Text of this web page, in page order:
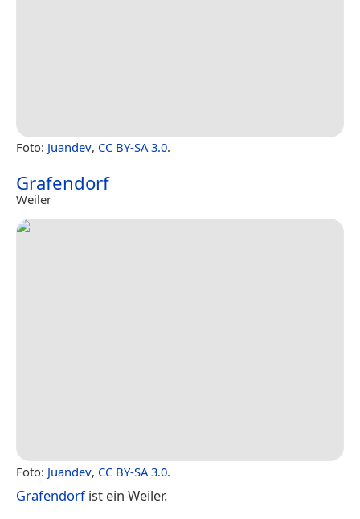
Foto: Juandev, CC BY-SA 3.0.
Grafendorf
Weiler
Foto: Juandev, CC BY-SA 3.0.
Grafendorfist ein Weiler.